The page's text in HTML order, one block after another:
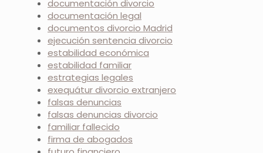
documentación divorcio
documentación legal
documentos divorcio Madrid
ejecución sentencia divorcio
estabilidad económica
estabilidad familiar
estrategias legales
exequátur divorcio extranjero
falsas denuncias
falsas denuncias divorcio
familiar fallecido
firma de abogados